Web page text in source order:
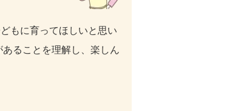
もに育ってほしいと思い
ることを理解し、楽しん